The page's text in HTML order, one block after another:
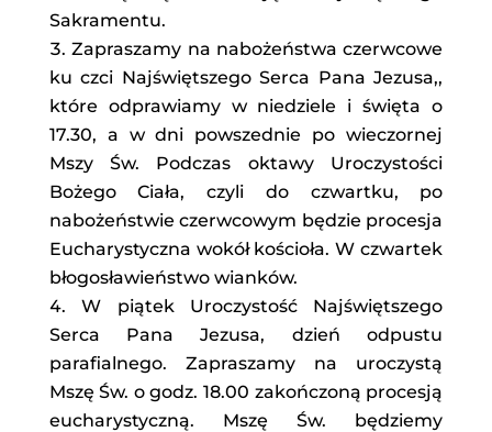
Sakramentu.
Zapraszamy na nabożeństwa czerwcowe
ku czci Najświętszego Serca Pana Jezusa,,
które odprawiamy w niedziele i święta o
17.30, a w dni powszednie po wieczornej
Mszy Św. Podczas oktawy Uroczystości
Bożego Ciała, czyli do czwartku, po
nabożeństwie czerwcowym będzie procesja
Eucharystyczna wokół kościoła. W czwartek
błogosławieństwo wianków.
W piątek Uroczystość Najświętszego
Serca Pana Jezusa, dzień odpustu
parafialnego. Zapraszamy na uroczystą
Mszę Św. o godz. 18.00 zakończoną procesją
eucharystyczną. Mszę Św. będziemy